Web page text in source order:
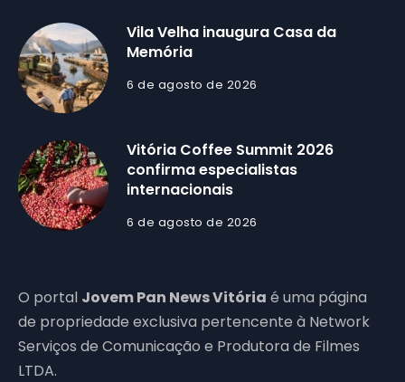
Vila Velha inaugura Casa da
Memória
6 de agosto de 2026
Vitória Coffee Summit 2026
confirma especialistas
internacionais
6 de agosto de 2026
O portal Jovem Pan News Vitória é uma página
de propriedade exclusiva pertencente à Network
Serviços de Comunicação e Produtora de Filmes
LTDA.